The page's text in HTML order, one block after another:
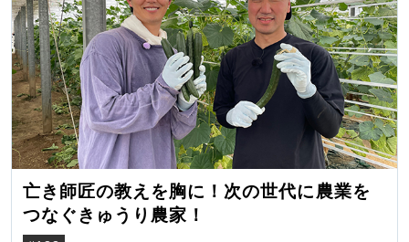
亡き師匠の教えを胸に！次の世代に農業を
つなぐきゅうり農家！